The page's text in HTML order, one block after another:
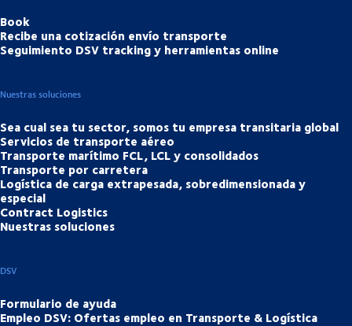
Book
Recibe una cotización envío transporte
Seguimiento DSV tracking y herramientas online
Nuestras soluciones
Sea cual sea tu sector, somos tu empresa transitaria global
Servicios de transporte aéreo
Transporte marítimo FCL, LCL y consolidados
Transporte por carretera
Logística de carga extrapesada, sobredimensionada y
especial
Contract Logistics
Nuestras soluciones
DSV
Formulario de ayuda
Empleo DSV: Ofertas empleo en Transporte & Logística